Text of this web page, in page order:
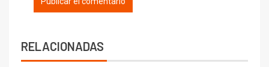
RELACIONADAS